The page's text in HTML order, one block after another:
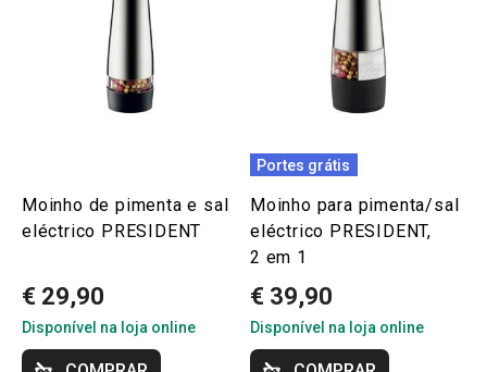
Moinho de pimenta e sal
eléctrico PRESIDENT
€ 29,90
Disponível na loja online
Portes grátis
Moinho para pimenta/sal
eléctrico PRESIDENT,
2 em 1
€ 39,90
Disponível na loja online